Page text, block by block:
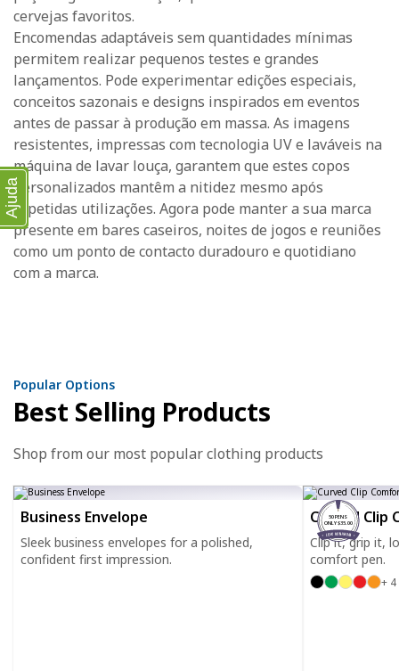
cervejas favoritos.
Encomendas adaptáveis sem quantidades mínimas
permitem realizar pequenos testes e grandes
lançamentos. Pode experimentar edições especiais,
conceitos sazonais e designs inspirados em eventos
antes de passar à produção em massa. As imagens
resistentes, impressas com tecnologia UV e laváveis na
máquina de lavar louça, garantem que estes copos
personalizados mantêm a nitidez mesmo após
repetidas utilizações. Agora pode manter a sua marca
presente em bares caseiros, noites de jogos e reuniões
como um ponto de contacto duradouro e quotidiano
com a marca.
Popular Options
Best Selling Products
Shop from our most popular clothing products
Business Envelope
Sleek business envelopes for a polished,
confident first impression.
50 PENS
ONLY $35.00
Curved Clip
Clip it, grip it,
comfort pen.
+ 4
Ajuda